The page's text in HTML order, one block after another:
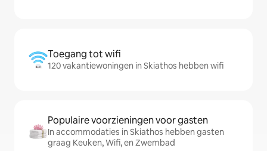
Toegang tot wifi
120 vakantiewoningen in Skiathos hebben wifi
Populaire voorzieningen voor gasten
In accommodaties in Skiathos hebben gasten
graag Keuken, Wifi, en Zwembad